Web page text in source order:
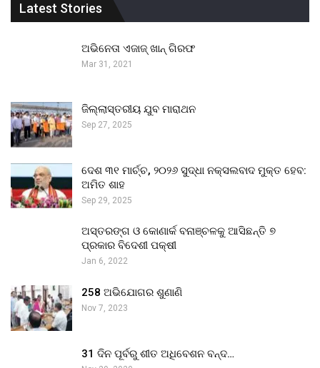
Latest Stories
ଅଭିନେତା ଏଜାଜ୍ ଖାନ୍ ଗିରଫ
Mar 31, 2021
ଜିଲ୍ଲାସ୍ତରୀୟ ଯୁବ ମାରାଥନ
Sep 27, 2025
ଦେଶ ୩୧ ମାର୍ଚ୍ଚ, ୨୦୨୬ ସୁଦ୍ଧା ନକ୍ସଲବାଦ ମୁକ୍ତ ହେବ:
ଅମିତ ଶାହ
Sep 29, 2025
ଅସ୍ତରଙ୍ଗ ଓ କୋଣାର୍କ ବନାଞ୍ଚଳକୁ ଆସିଛନ୍ତି ୭
ପ୍ରକାର ବିଦେଶୀ ପକ୍ଷୀ
Jan 6, 2022
258 ଅଭିଯୋଗର ଶୁଣାଣି
Nov 7, 2023
31 ଦିନ ପୂର୍ବରୁ ଶୀତ ଅଧିବେଶନ ବନ୍ଦ…